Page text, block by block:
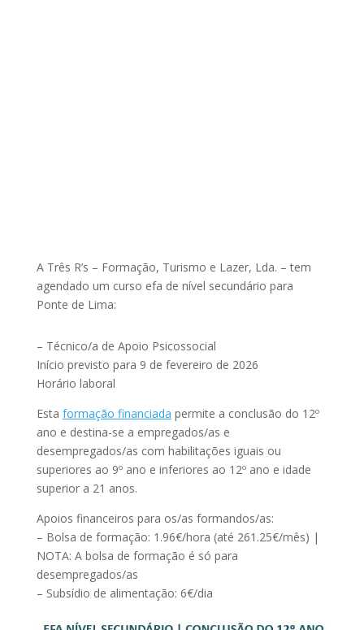
A Três R’s – Formação, Turismo e Lazer, Lda. – tem
agendado um curso efa de nível secundário para
Ponte de Lima:
– Técnico/a de Apoio Psicossocial
Início previsto para 9 de fevereiro de 2026
Horário laboral
Esta formação financiada permite a conclusão do 12º
ano e destina-se a empregados/as e
desempregados/as com habilitações iguais ou
superiores ao 9º ano e inferiores ao 12º ano e idade
superior a 21 anos.
Apoios financeiros para os/as formandos/as:
– Bolsa de formação: 1.96€/hora (até 261.25€/mês) |
NOTA: A bolsa de formação é só para
desempregados/as
– Subsídio de alimentação: 6€/dia